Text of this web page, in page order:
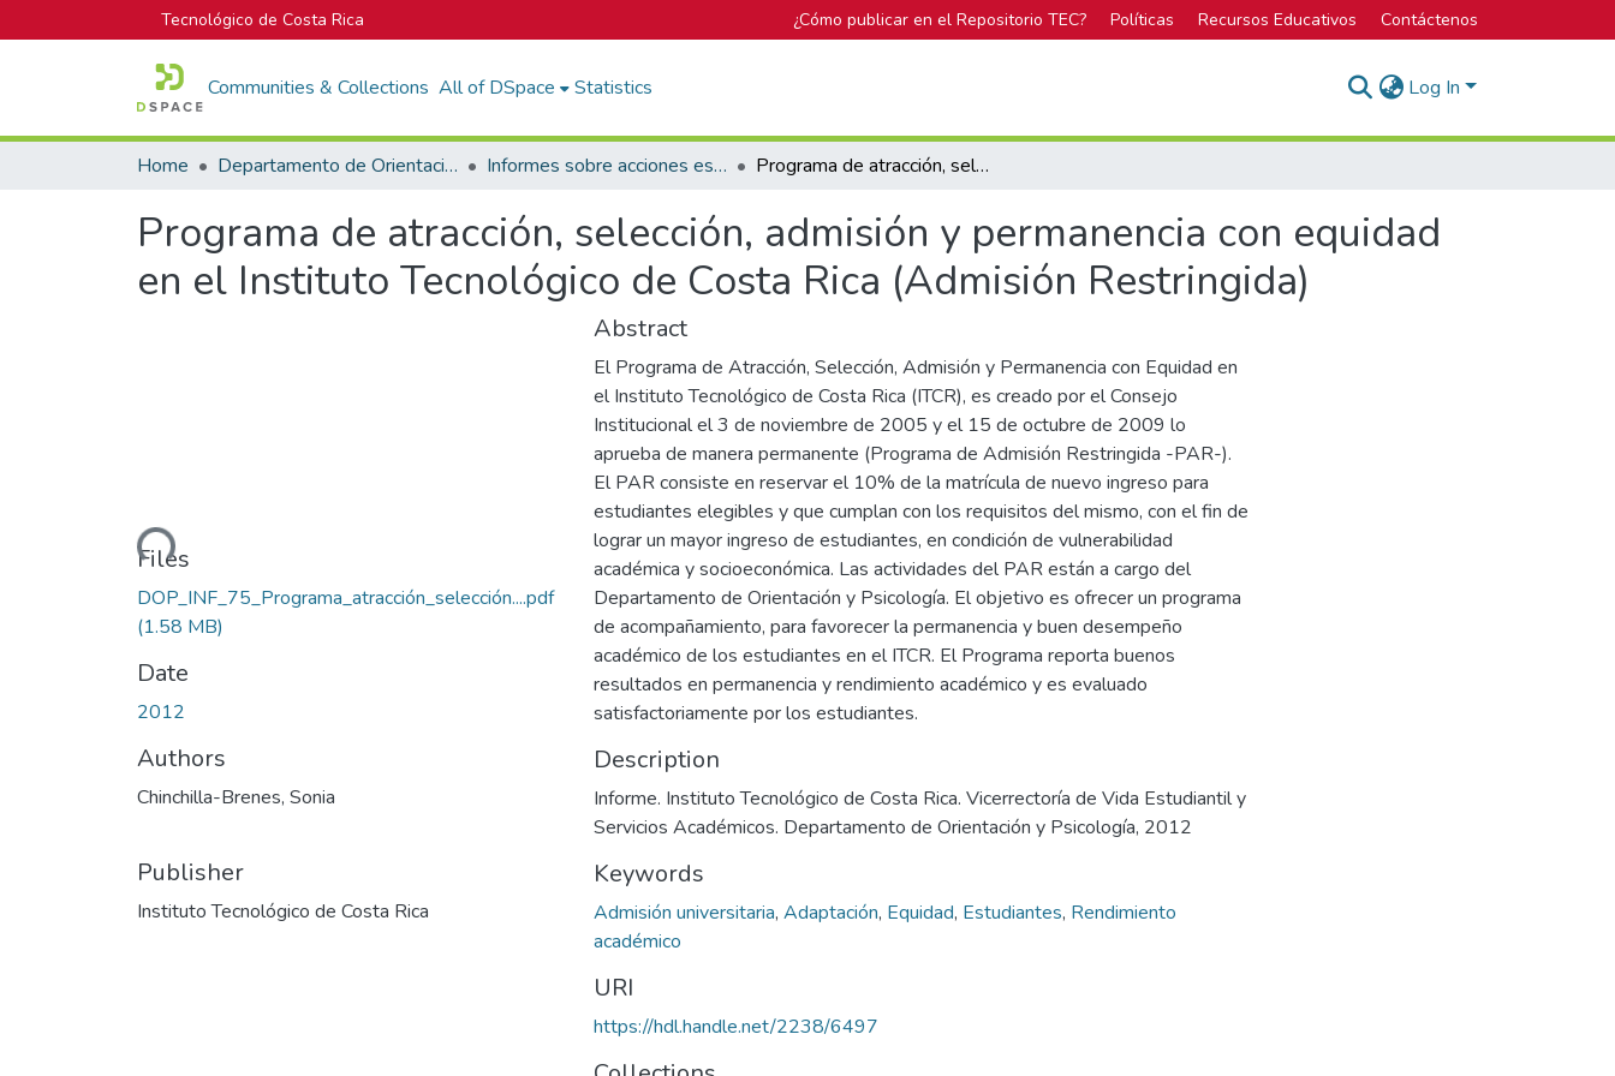
Tecnológico de Costa Rica ¿Cómo publicar en el Repositorio TEC? Políticas Recursos Educativos Contáctenos
Communities & Collections All of DSpace Statistics Log In
Home Departamento de Orientación y Psicología Informes sobre acciones específicas del DOP Programa de atracción, selección, admisión y permanencia con equidad en el Instituto Tecnológico de Costa Rica (Admisión Restringida)
Programa de atracción, selección, admisión y permanencia con equidad
en el Instituto Tecnológico de Costa Rica (Admisión Restringida)
Loading...
Files
DOP_INF_75_Programa_atracción_selección....pdf
(1.58 MB)
Date
2012
Authors
Chinchilla-Brenes, Sonia
Publisher
Instituto Tecnológico de Costa Rica
Abstract
El Programa de Atracción, Selección, Admisión y Permanencia con Equidad en
el Instituto Tecnológico de Costa Rica (ITCR), es creado por el Consejo
Institucional el 3 de noviembre de 2005 y el 15 de octubre de 2009 lo
aprueba de manera permanente (Programa de Admisión Restringida -PAR-).
El PAR consiste en reservar el 10% de la matrícula de nuevo ingreso para
estudiantes elegibles y que cumplan con los requisitos del mismo, con el fin de
lograr un mayor ingreso de estudiantes, en condición de vulnerabilidad
académica y socioeconómica. Las actividades del PAR están a cargo del
Departamento de Orientación y Psicología. El objetivo es ofrecer un programa
de acompañamiento, para favorecer la permanencia y buen desempeño
académico de los estudiantes en el ITCR. El Programa reporta buenos
resultados en permanencia y rendimiento académico y es evaluado
satisfactoriamente por los estudiantes.
Description
Informe. Instituto Tecnológico de Costa Rica. Vicerrectoría de Vida Estudiantil y
Servicios Académicos. Departamento de Orientación y Psicología, 2012
Keywords
Admisión universitaria, Adaptación, Equidad, Estudiantes, Rendimiento
académico
URI
https://hdl.handle.net/2238/6497